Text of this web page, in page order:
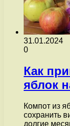
31.01.2024
0
Как
яблок
Компот из
сохранить
долгие